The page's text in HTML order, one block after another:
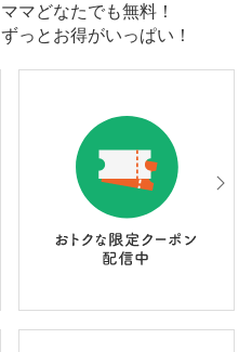
マどなたでも無料！
っとお得がいっぱい！